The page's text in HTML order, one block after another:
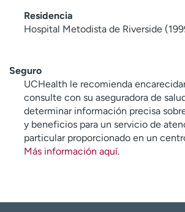
Residencia
Hospital Metodista de Riverside
Seguro
UCHealth le recomienda
consulte con su aseguradora de
determinar información precisa
y beneficios para un servicio de
particular proporcionado en un
Más información aquí.